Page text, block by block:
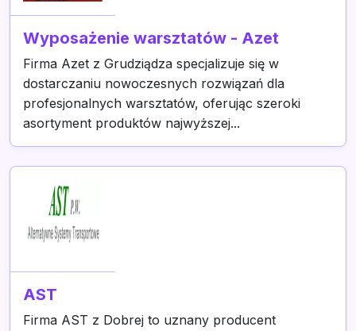
Wyposażenie warsztatów - Azet
Firma Azet z Grudziądza specjalizuje się w
dostarczaniu nowoczesnych rozwiązań dla
profesjonalnych warsztatów, oferując szeroki
asortyment produktów najwyższej...
AST
Firma AST z Dobrej to uznany producent